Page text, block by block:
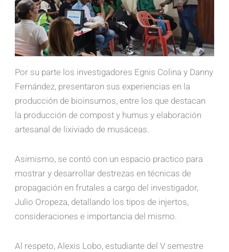
Por su parte los investigadores Egnis Colina y Danny
Fernández, presentaron sus experiencias en la
producción de bioinsumos, entre los que destacan
la producción de compost y humus y elaboración
artesanal de lixiviado de musáceas.
Asimismo, se contó con un espacio practico para
mostrar y desarrollar destrezas en técnicas de
propagación en frutales a cargo del investigador,
Julio Oropeza, detallando los tipos de injertos,
consideraciones e importancia del mismo.
Al respeto, Alexis Lobo, estudiante del V semestre